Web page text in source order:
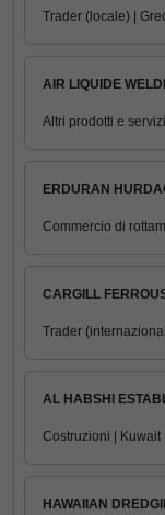
Trader (locale) |
AIR LIQUIDE
Altri prodotti e
ERDURAN
Commercio di
CARGILL
Trader
AL HABSHI
Costruzioni | Kuwait
HAWAIIAN